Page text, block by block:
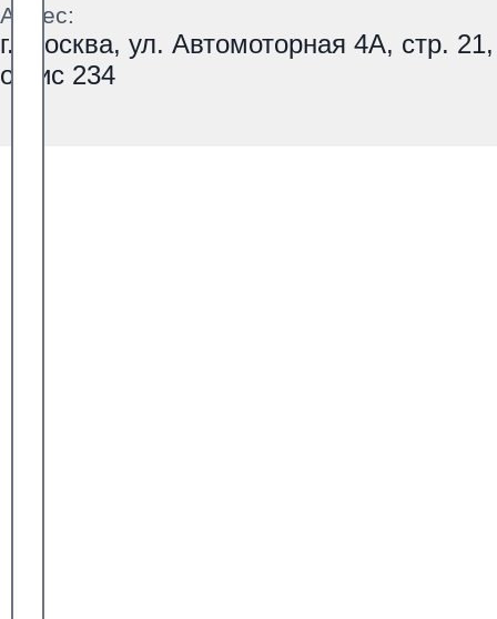
Адрес:
г. Москва, ул. Автомоторная 4А, стр. 21,
офис 234